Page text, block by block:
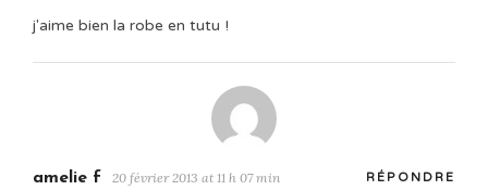
j'aime bien la robe en tutu !
amelie f 20 février 2013 at 11 h 07 min RÉPONDRE